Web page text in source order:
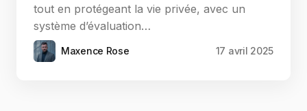
tout en protégeant la vie privée, avec un
système d’évaluation…
Maxence Rose 17 avril 2025